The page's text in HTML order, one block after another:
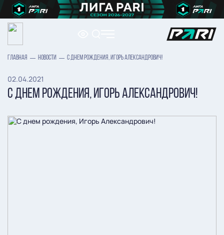
ГЛАВНАЯ НОВОСТИ С ДНЕМ РОЖДЕНИЯ, ИГОРЬ АЛЕКСАНДРОВИЧ!
02.04.2021
С ДНЕМ РОЖДЕНИЯ, ИГОРЬ АЛЕКСАНДРОВИЧ!